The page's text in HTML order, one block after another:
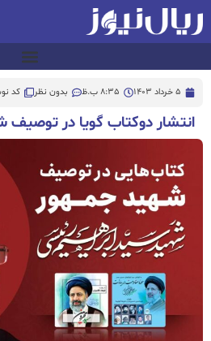
5 خرداد 1403 8:35 ب.ظ بدون نظر کد
انتشار دوکتاب گویا در توصیف